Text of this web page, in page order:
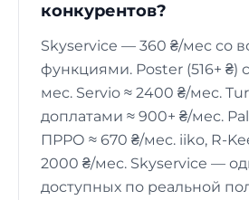
конкурентов?
Skyservice — 360 ₴/мес со
функциями. Poster (516+ ₴)
мес. Servio ≈ 2400 ₴/мес.
доплатами ≈ 900+ ₴/мес.
ПРРО ≈ 670 ₴/мес. iiko, R-
2000 ₴/мес. Skyservice —
доступных по реальной